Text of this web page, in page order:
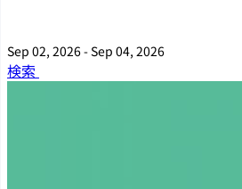
Sep 02, 2026 - Sep 04, 2026
検索